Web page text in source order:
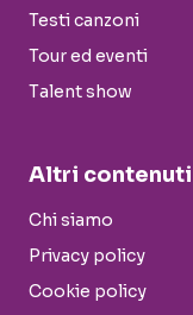
Testi canzoni
Tour ed eventi
Talent show
Altri contenuti
Chi siamo
Privacy policy
Cookie policy